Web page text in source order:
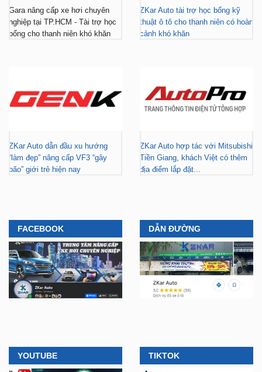
Gara nâng cấp xe hơi chuyên
nghiệp tại TP.HCM - Tài trợ học
bổng cho thanh niên khó khăn
ZKar Auto tài trợ học bổng kỹ
thuật ô tô cho thanh niên có hoàn
cảnh khó khăn
ZKar Auto dẫn đầu xu hướng
“làm đẹp” nâng cấp VF3 “gây
bão” giới trẻ hiện nay
ZKar Auto hợp tác với Mitsubishi
Tiền Giang, khách Việt có thêm
địa điểm lắp đặt...
FACEBOOK DẪN ĐƯỜNG
YOUTUBE TIKTOK